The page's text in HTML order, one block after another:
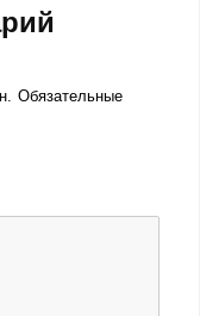
Обязательные